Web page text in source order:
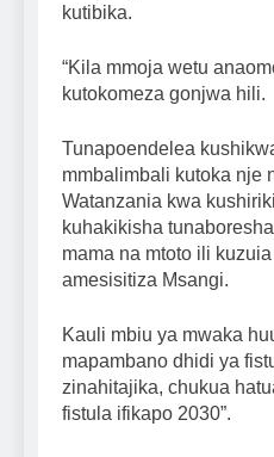
kutibika.
“Kila mmoja wetu
kutokomeza gonjwa hili.
Tunapoendelea
mmbalimbali kutoka nje
Watanzania kwa
kuhakikisha
mama na mtoto ili
amesisitiza Msangi.
Kauli mbiu ya mwaka
mapambano dhidi ya
zinahitajika, chukua
fistula ifikapo 2030”.